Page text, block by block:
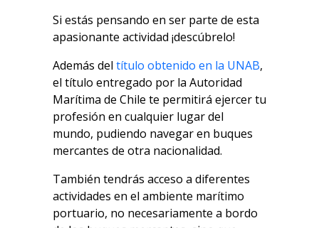
Si estás pensando en ser parte de esta
apasionante actividad ¡descúbrelo!
Además del título obtenido en la UNAB,
el título entregado por la Autoridad
Marítima de Chile te permitirá ejercer tu
profesión en cualquier lugar del
mundo, pudiendo navegar en buques
mercantes de otra nacionalidad.
También tendrás acceso a diferentes
actividades en el ambiente marítimo
portuario, no necesariamente a bordo